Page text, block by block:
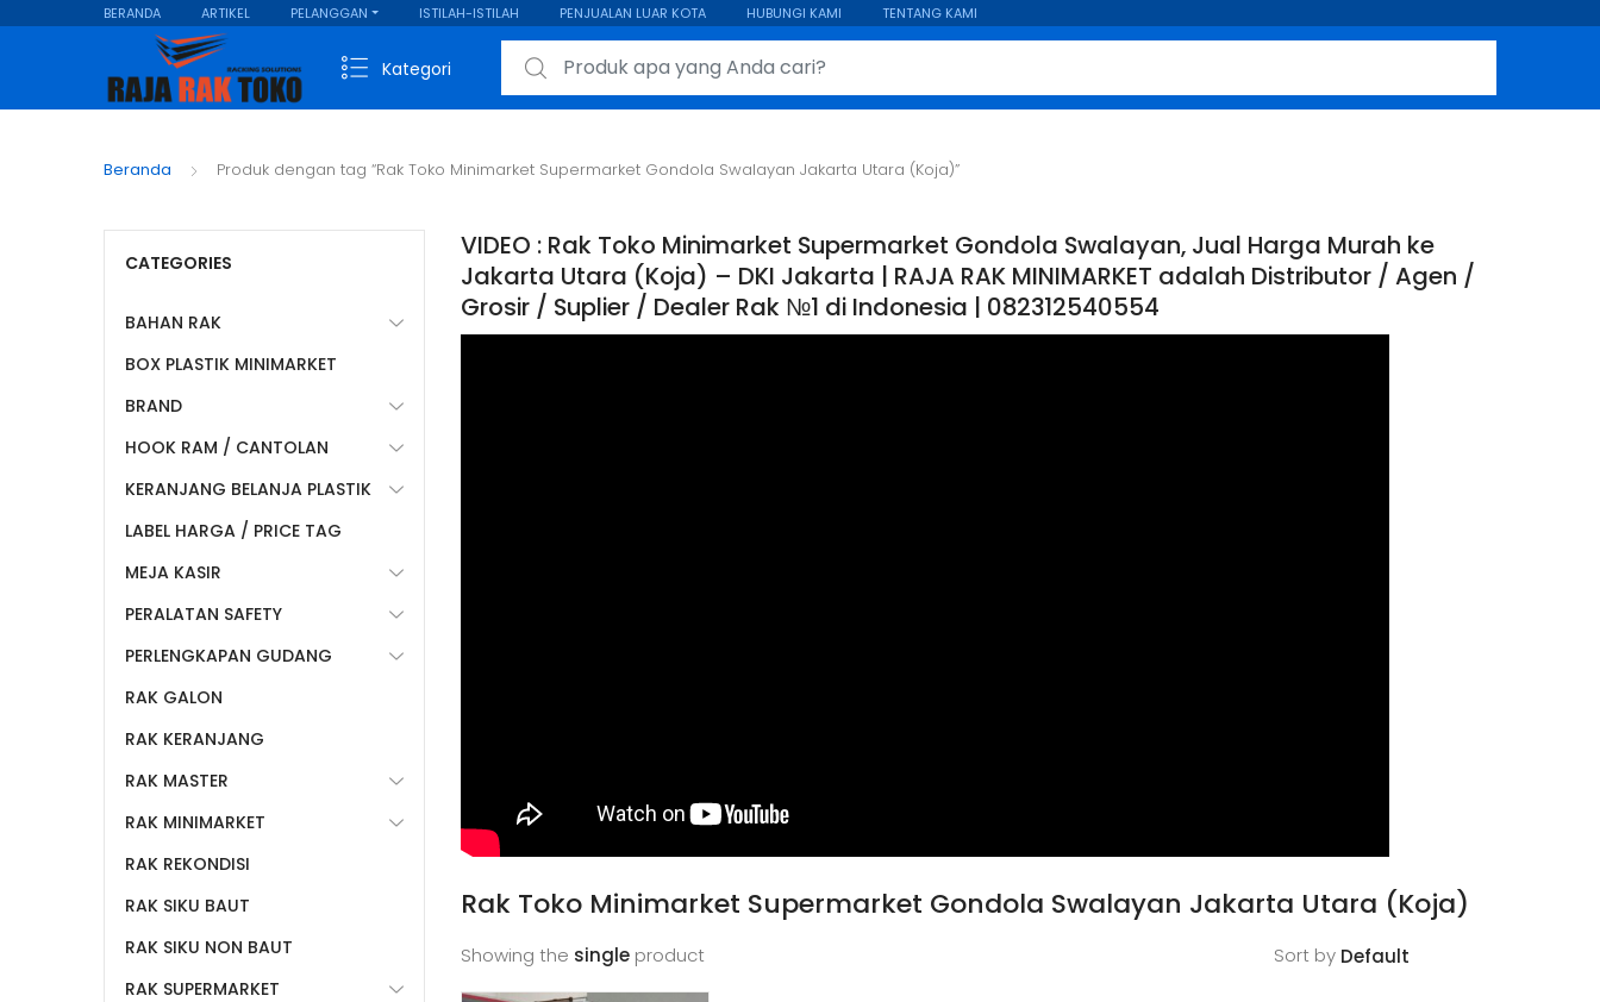
BERANDA ARTIKEL PELANGGAN ISTILAH-ISTILAH PENJUALAN LUAR KOTA HUBUNGI KAMI TENTANG KAMI
Kategori
Search for:
Beranda Produk dengan tag “Rak Toko Minimarket Supermarket Gondola Swalayan Jakarta Utara (Koja)”
VIDEO : Rak Toko Minimarket Supermarket Gondola Swalayan, Jual Harga Murah ke
Jakarta Utara (Koja) – DKI Jakarta | RAJA RAK MINIMARKET adalah Distributor / Agen /
Grosir / Suplier / Dealer Rak №1 di Indonesia | 082312540554
Rak Toko Minimarket Supermarket Gondola Swalayan Jakarta Utara (Koja)
Showing the single product Sort by
CATEGORIES
BAHAN RAK
BOX PLASTIK MINIMARKET
BRAND
HOOK RAM / CANTOLAN
KERANJANG BELANJA PLASTIK
LABEL HARGA / PRICE TAG
MEJA KASIR
PERALATAN SAFETY
PERLENGKAPAN GUDANG
RAK GALON
RAK KERANJANG
RAK MASTER
RAK MINIMARKET
RAK REKONDISI
RAK SIKU BAUT
RAK SIKU NON BAUT
RAK SUPERMARKET